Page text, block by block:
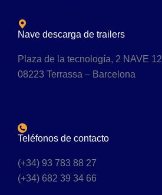
Nave descarga de trailers
Plaza de la tecnología, 2 NAVE 12
08223 Terrassa – Barcelona
Teléfonos de contacto
(+34) 93 783 88 27
(+34) 682 39 34 66